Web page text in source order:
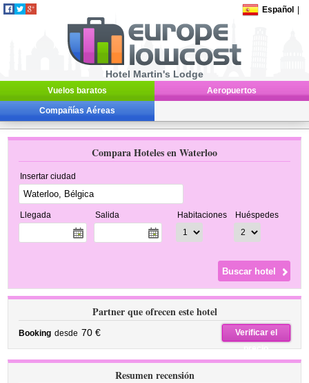
Español
Hotel Martin's Lodge
Vuelos baratos Aeropuertos
Compañías Aéreas
Compara Hoteles en Waterloo
Insertar ciudad
Llegada Salida Habitaciones Huéspedes
Partner que ofrecen este hotel
Booking desde 70 €
Verificar el
precio
Resumen recensión